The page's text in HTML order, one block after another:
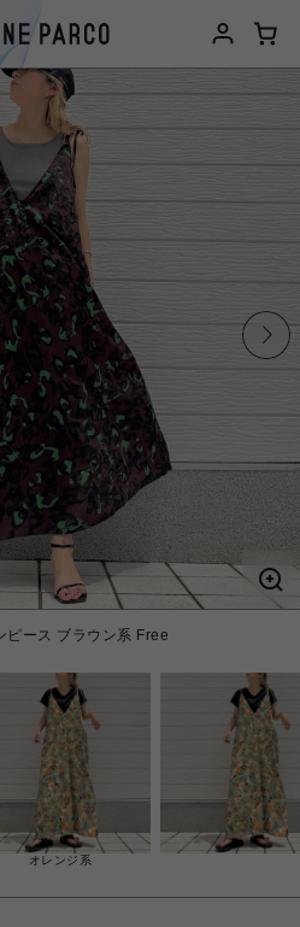
ピース ブラウン系 Free
オレンジ系